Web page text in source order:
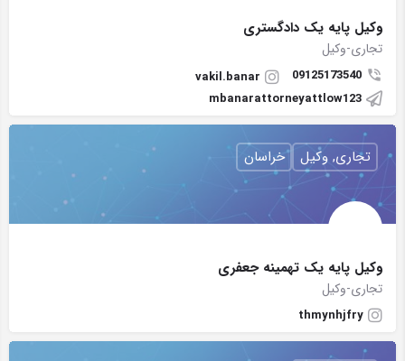
وکیل پایه یک دادگستری
تجاری-وکیل
09125173540
vakil.banar
mbanarattorneyattlow123
وکیل پایه یک تهمینه جعفری
تجاری-وکیل
thmynhjfry
تجاری, وکیل خراسان